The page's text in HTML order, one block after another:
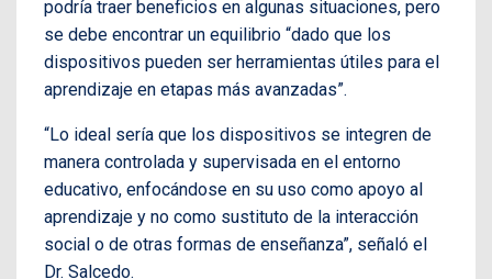
podría traer beneficios en algunas situaciones, pero
se debe encontrar un equilibrio “dado que los
dispositivos pueden ser herramientas útiles para el
aprendizaje en etapas más avanzadas”.
“Lo ideal sería que los dispositivos se integren de
manera controlada y supervisada en el entorno
educativo, enfocándose en su uso como apoyo al
aprendizaje y no como sustituto de la interacción
social o de otras formas de enseñanza”, señaló el
Dr. Salcedo.